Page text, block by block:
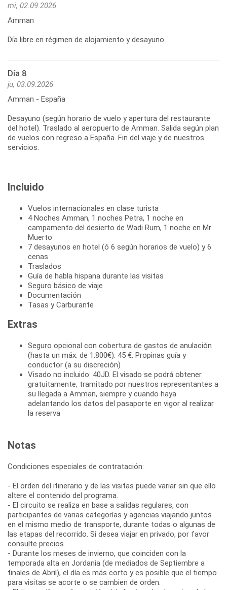
mi, 02.09.2026
Amman
Día libre en régimen de alojamiento y desayuno
Día 8
ju, 03.09.2026
Amman - España
Desayuno (según horario de vuelo y apertura del restaurante
del hotel). Traslado al aeropuerto de Amman. Salida según plan
de vuelos con regreso a España. Fin del viaje y de nuestros
servicios.
Incluido
Vuelos internacionales en clase turista
4 Noches Amman, 1 noches Petra, 1 noche en
campamento del desierto de Wadi Rum, 1 noche en Mr
Muerto
7 desayunos en hotel (ó 6 según horarios de vuelo) y 6
cenas
Traslados
Guía de habla hispana durante las visitas
Seguro básico de viaje
Documentación
Tasas y Carburante
Extras
Seguro opcional con cobertura de gastos de anulación
(hasta un máx. de 1.800€): 45 €. Propinas guía y
conductor (a su discreción)
Visado no incluido: 40JD. El visado se podrá obtener
gratuitamente, tramitado por nuestros representantes a
su llegada a Amman, siempre y cuando haya
adelantando los datos del pasaporte en vigor al realizar
la reserva
Notas
Condiciones especiales de contratación:
- El orden del itinerario y de las visitas puede variar sin que ello
altere el contenido del programa.
- El circuito se realiza en base a salidas regulares, con
participantes de varias categorías y agencias viajando juntos
en el mismo medio de transporte, durante todas o algunas de
las etapas del recorrido. Si desea viajar en privado, por favor
consulte precios.
- Durante los meses de invierno, que coinciden con la
temporada alta en Jordania (de mediados de Septiembre a
finales de Abril), el día es más corto y es posible que el tiempo
para visitas se acorte o se cambien de orden.